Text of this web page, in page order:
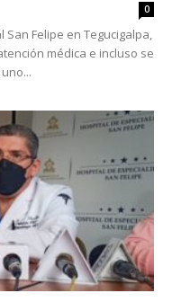
0
San Felipe en Tegucigalpa,
médica e incluso se